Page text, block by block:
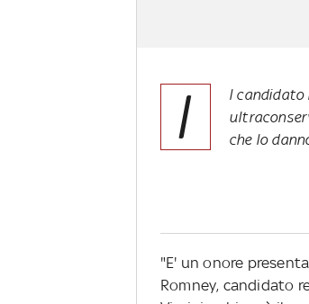
I
l candidato
che lo
"E' un onore
Romney, candidato